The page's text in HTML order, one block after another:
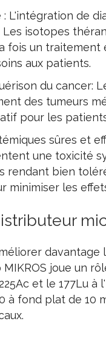
: L'intégration de
Les isotopes
fois un
aux patients.
du cancer:
des tumeurs
pour les
sûres et
une toxicité
rendant bien
minimiser les
joue un
et le 177Lu à
à fond plat de 10